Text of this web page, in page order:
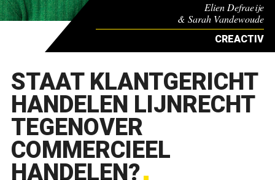
Elien Defraeije
& Sarah Vandewoude
CREACTIV
STAAT KLANTGERICHT
HANDELEN LIJNRECHT
TEGENOVER
COMMERCIEEL
HANDELEN?